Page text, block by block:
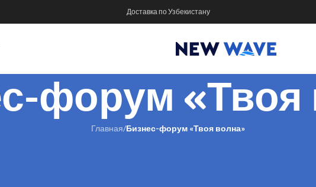
Доставка по Узбекистану
форум «Твоя
Главная/Бизнес-форум «Твоя волна»